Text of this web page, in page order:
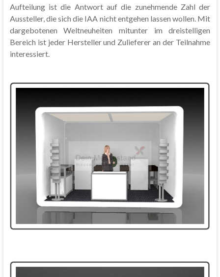
Aufteilung ist die Antwort auf die zunehmende Zahl der
Aussteller, die sich die IAA nicht entgehen lassen wollen. Mit
dargebotenen Weltneuheiten mitunter im dreistelligen
Bereich ist jeder Hersteller und Zulieferer an der Teilnahme
interessiert.